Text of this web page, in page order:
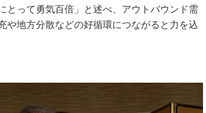
とって勇気百倍」と述べ、アウトバウンド需
や地方分散などの好循環につながると力を込